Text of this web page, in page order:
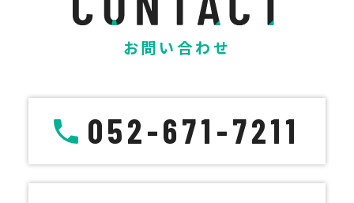
お問い合わせ
052-671-7211